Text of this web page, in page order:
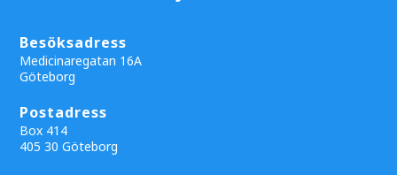
Besöksadress
Medicinaregatan 16A
Göteborg
Postadress
Box 414
405 30 Göteborg